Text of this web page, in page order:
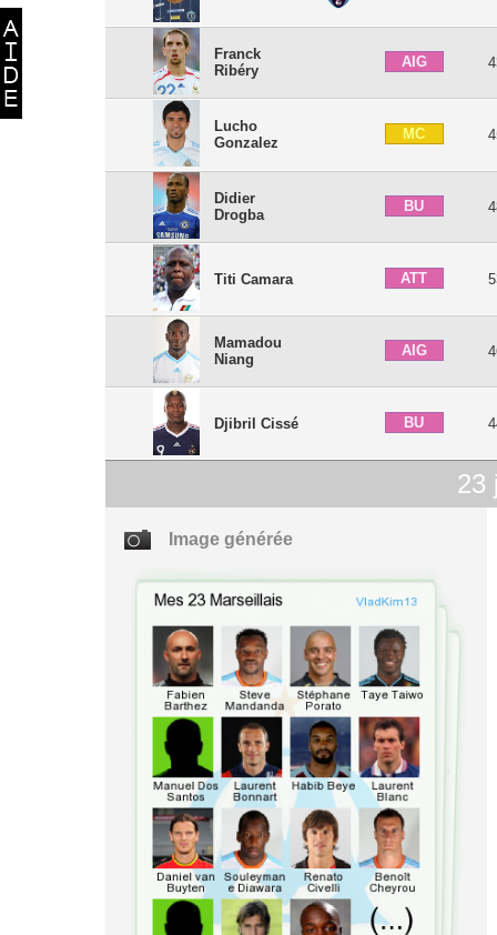
Franck
Ribéry
AIG
Lucho
Gonzalez
MC
Didier
Drogba
BU
Titi Camara ATT
Mamadou
Niang
AIG
Djibril Cissé BU
23
Image générée